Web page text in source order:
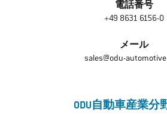
電話番号
+49 8631 6156-0
メール
sales@odu-
ODU自動車産業分